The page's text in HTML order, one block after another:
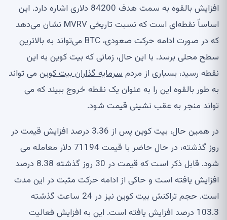
افزایش بالقوه به سمت هدف 84200 دلاری اشاره دارد. این
اساساً نقطه‌ای است که نسبت تاریخی MVRV نشان می‌دهد
که در صورت ادامه حرکت صعودی، BTC می‌تواند به بالاترین
سطح محلی برسد. با این حال، زمانی که بیت کوین به این
نقطه رسید، بسیاری از مردمسرمایه گذاران بیت کوین می تواند
به طور بالقوه این را به عنوان یک نقطه خروج ببیند که می
تواند منجر به عقب نشینی قیمت شود.
در همین حال، بیت کوین پس از 3.36 درصد افزایش قیمت در
روز گذشته، در حال حاضر با قیمت 71194 دلار معامله می
شود. قابل ذکر است که قیمت در 30 روز گذشته 8.38 درصد
افزایش یافته است و حاکی از ادامه حرکت مثبت در این مدت
است. حجم تراکنش بیت کوین نیز در 24 ساعت گذشته
103.3 درصد افزایش یافته است. این به افزایش فعالیت